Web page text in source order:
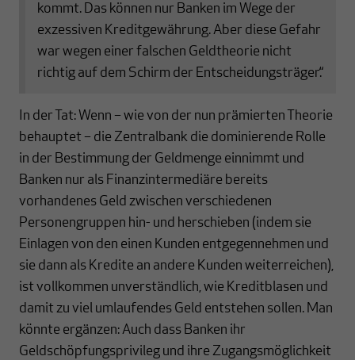
kommt. Das können nur Banken im Wege der
exzessiven Kreditgewährung. Aber diese Gefahr
war wegen einer falschen Geldtheorie nicht
richtig auf dem Schirm der Entscheidungsträger.“
In der Tat: Wenn – wie von der nun prämierten Theorie
behauptet – die Zentralbank die dominierende Rolle
in der Bestimmung der Geldmenge einnimmt und
Banken nur als Finanzintermediäre bereits
vorhandenes Geld zwischen verschiedenen
Personengruppen hin- und herschieben (indem sie
Einlagen von den einen Kunden entgegennehmen und
sie dann als Kredite an andere Kunden weiterreichen),
ist vollkommen unverständlich, wie Kreditblasen und
damit zu viel umlaufendes Geld entstehen sollen. Man
könnte ergänzen: Auch dass Banken ihr
Geldschöpfungsprivileg und ihre Zugangsmöglichkeit